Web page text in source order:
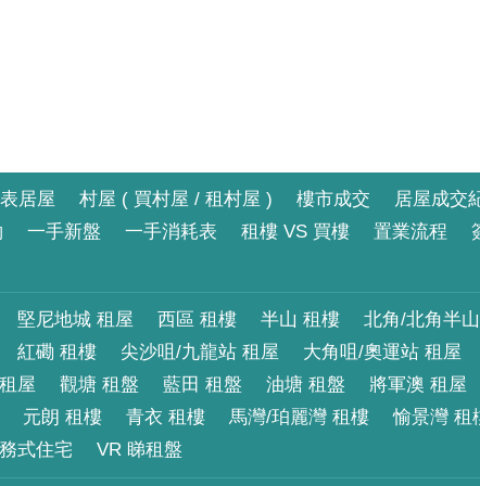
居屋 村屋 ( 買村屋 / 租村屋 ) 樓市成交 居屋成交
一手新盤 一手消耗表 租樓 VS 買樓 置業流程
堅尼地城 租屋 西區 租樓 半山 租樓 北角/北角半
紅磡 租樓 尖沙咀/九龍站 租屋 大角咀/奧運站 租屋
屋 觀塘 租盤 藍田 租盤 油塘 租盤 將軍澳 租屋
元朗 租樓 青衣 租樓 馬灣/珀麗灣 租樓 愉景灣 租
式住宅 VR 睇租盤